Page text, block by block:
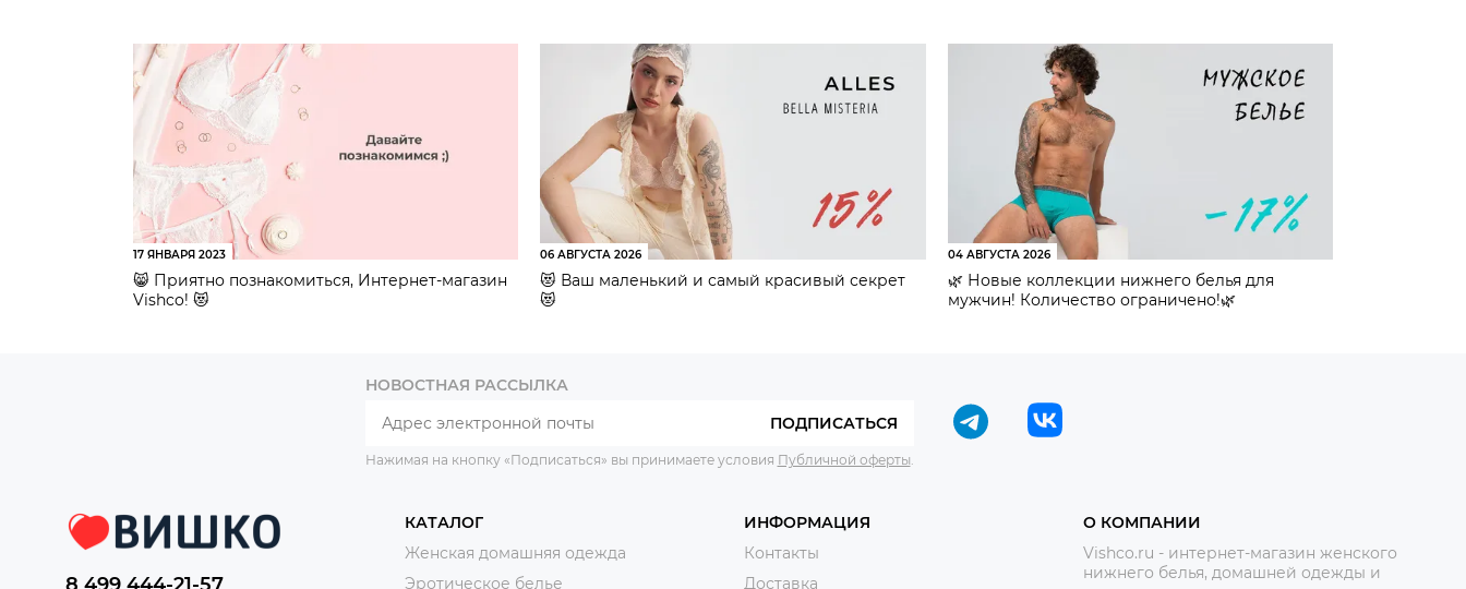
17 ЯНВАРЯ 2023
😸 Приятно познакомиться, Интернет-магазин
Vishco! 😻
06 АВГУСТА 2026
😻 Ваш маленький и самый красивый секрет
😻
04 АВГУСТА 2026
🌿 Новые коллекции нижнего белья для
мужчин! Количество ограничено!🌿
НОВОСТНАЯ РАССЫЛКА
ПОДПИСАТЬСЯ
Нажимая на кнопку «Подписаться» вы принимаете условия Публичной оферты
КАТАЛОГ
Женская домашняя одежда
Эротическое белье
ИНФОРМАЦИЯ
Контакты
Доставка
О КОМПАНИИ
Vishco.ru - интернет-магазин женского
нижнего белья, домашней одежды и